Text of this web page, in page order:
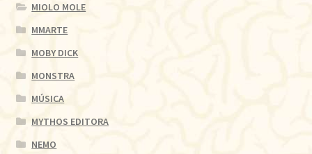
MIOLO MOLE
MMARTE
MOBY DICK
MONSTRA
MÚSICA
MYTHOS EDITORA
NEMO